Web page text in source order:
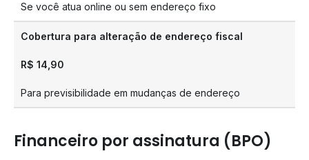
Se você atua online ou sem endereço fixo
Cobertura para alteração de endereço fiscal
R$ 14,90
Para previsibilidade em mudanças de endereço
Financeiro por assinatura (BPO)